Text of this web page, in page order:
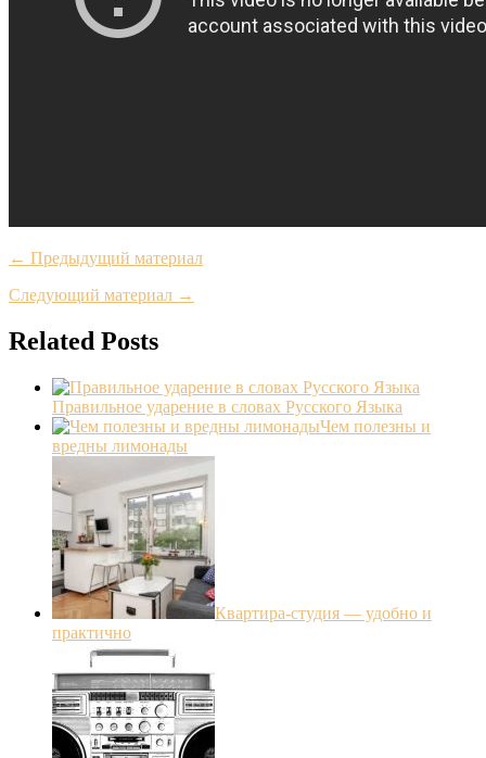
← Предыдущий материал
Следующий материал →
Related Posts
Правильное ударение в словах Русского Языка
Чем полезны и
вредны лимонады
Квартира-студия — удобно и
практично